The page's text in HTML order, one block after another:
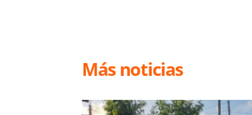
Más noticias